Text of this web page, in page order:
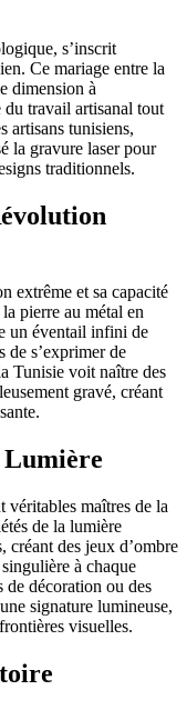
s’inscrit
Ce mariage entre la
dimension à
du travail artisanal tout
artisans tunisiens,
la gravure laser pour
traditionnels.
extrême et sa capacité
pierre au métal en
un éventail infini de
de s’exprimer de
Tunisie voit naître des
gravé, créant
Lumière
véritables maîtres de la
de la lumière
créant des jeux d’ombre
à chaque
de décoration ou des
signature lumineuse,
visuelles.